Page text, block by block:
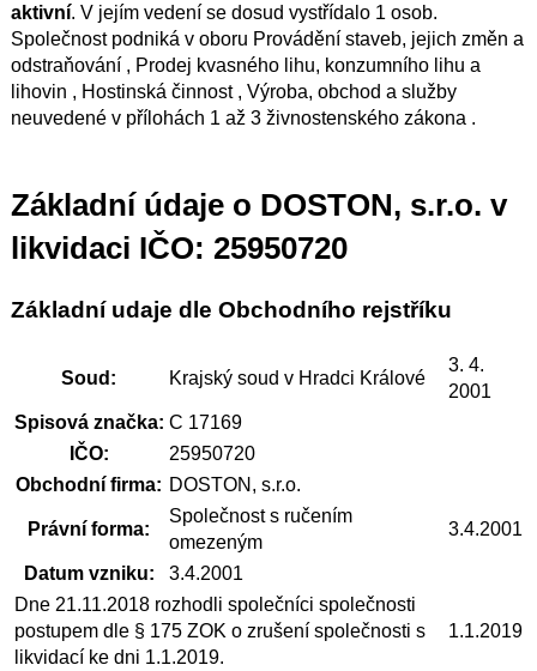
aktivní. V jejím vedení se dosud vystřídalo 1 osob.
Společnost podniká v oboru Provádění staveb, jejich změn a
odstraňování , Prodej kvasného lihu, konzumního lihu a
lihovin , Hostinská činnost , Výroba, obchod a služby
neuvedené v přílohách 1 až 3 živnostenského zákona .
Základní údaje o DOSTON, s.r.o. v
likvidaci IČO: 25950720
Základní udaje dle Obchodního rejstříku
Soud: Krajský soud v Hradci Králové
3. 4.
2001
Spisová značka: C 17169
IČO:
25950720
Obchodní firma: DOSTON, s.r.o.
Právní forma:
Společnost s ručením
omezeným
3.4.2001
Datum vzniku:
3.4.2001
Dne 21.11.2018 rozhodli společníci společnosti
postupem dle § 175 ZOK o zrušení společnosti s
likvidací ke dni 1.1.2019.
1.1.2019